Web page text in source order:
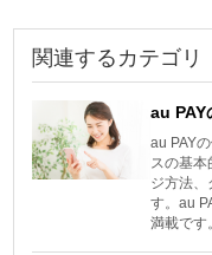
関連するカテゴリ
au PAY
au PAY
スの基本
ジ方法、
す。au
満載です